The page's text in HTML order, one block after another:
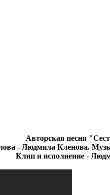
Авторская песня
- Людмила Кленова.
Клип и исполнение -